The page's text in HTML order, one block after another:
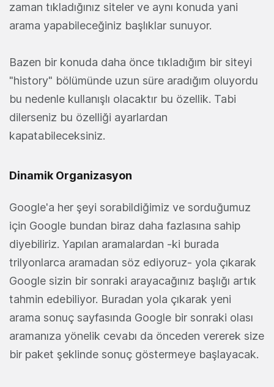
zaman tıkladığınız siteler ve aynı konuda yani
arama yapabileceğiniz başlıklar sunuyor.
Bazen bir konuda daha önce tıkladığım bir siteyi
"history" bölümünde uzun süre aradığım oluyordu
bu nedenle kullanışlı olacaktır bu özellik. Tabi
dilerseniz bu özelliği ayarlardan
kapatabileceksiniz.
Dinamik Organizasyon
Google'a her şeyi sorabildiğimiz ve sorduğumuz
için Google bundan biraz daha fazlasına sahip
diyebiliriz. Yapılan aramalardan -ki burada
trilyonlarca aramadan söz ediyoruz- yola çıkarak
Google sizin bir sonraki arayacağınız başlığı artık
tahmin edebiliyor. Buradan yola çıkarak yeni
arama sonuç sayfasında Google bir sonraki olası
aramanıza yönelik cevabı da önceden vererek size
bir paket şeklinde sonuç göstermeye başlayacak.